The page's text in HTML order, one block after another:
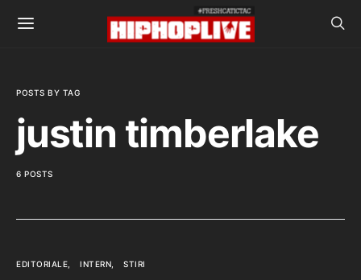
POSTS BY TAG
justin timberlake
6 POSTS
EDITORIALE INTERN STIRI